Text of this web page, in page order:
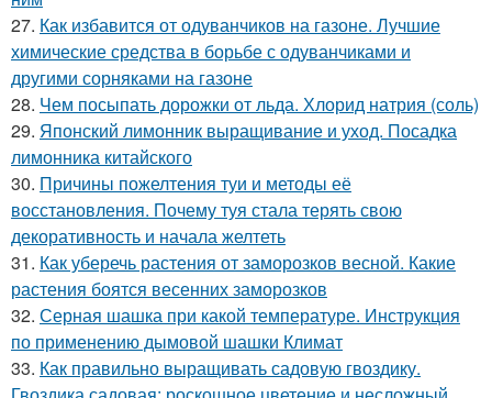
27. Как избавится от одуванчиков на газоне. Лучшие
химические средства в борьбе с одуванчиками и
другими сорняками на газоне
28. Чем посыпать дорожки от льда. Хлорид натрия (соль)
29. Японский лимонник выращивание и уход. Посадка
лимонника китайского
30. Причины пожелтения туи и методы её
восстановления. Почему туя стала терять свою
декоративность и начала желтеть
31. Как уберечь растения от заморозков весной. Какие
растения боятся весенних заморозков
32. Серная шашка при какой температуре. Инструкция
по применению дымовой шашки Климат
33. Как правильно выращивать садовую гвоздику.